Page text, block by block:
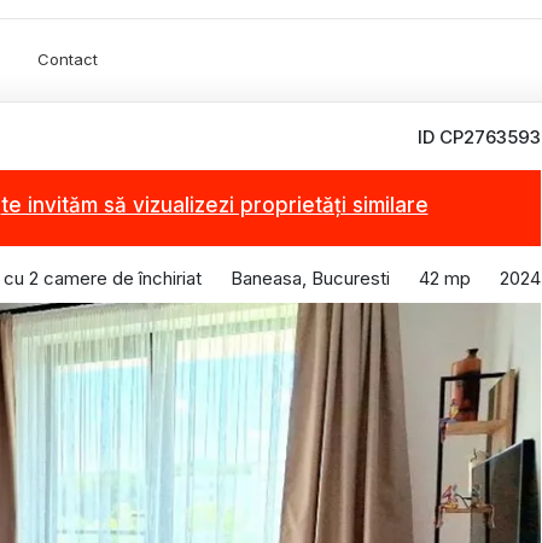
Contact
ID CP2763593
te invităm să vizualizezi proprietăți similare
2 camere de închiriat Baneasa, Bucuresti 42 mp 2024